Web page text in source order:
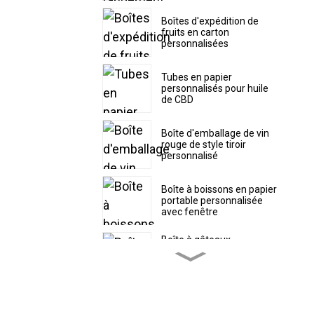
Boîtes d'expédition de
fruits en carton
personnalisées
Tubes en papier
personnalisés pour huile
de CBD
Boîte d'emballage de vin
rouge de style tiroir
personnalisé
Boîte à boissons en papier
portable personnalisée
avec fenêtre
Boîte à gâteaux
personnalisée avec
couvercle supérieur